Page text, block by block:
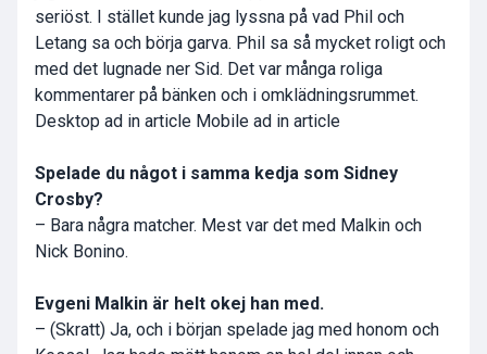
seriöst. I stället kunde jag lyssna på vad Phil och
Letang sa och börja garva. Phil sa så mycket roligt och
med det lugnade ner Sid. Det var många roliga
kommentarer på bänken och i omklädningsrummet.
Desktop ad in article Mobile ad in article
Spelade du något i samma kedja som Sidney
Crosby?
– Bara några matcher. Mest var det med Malkin och
Nick Bonino.
Evgeni Malkin är helt okej han med.
– (Skratt) Ja, och i början spelade jag med honom och